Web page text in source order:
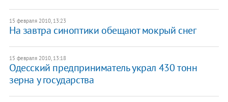
15 февраля 2010, 13:23
На завтра синоптики обещают мокрый снег
15 февраля 2010, 13:18
Одесский предприниматель украл 430 тонн
зерна у государства